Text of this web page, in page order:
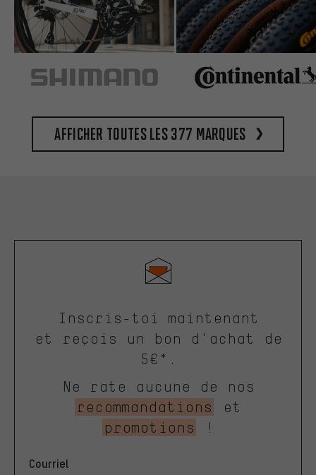
Afficher toutes les 377 marques
Inscris-toi maintenant
et reçois un bon d'achat de
5€*.
Ne rate aucune de nos
recommandations
et
promotions
!
Courriel